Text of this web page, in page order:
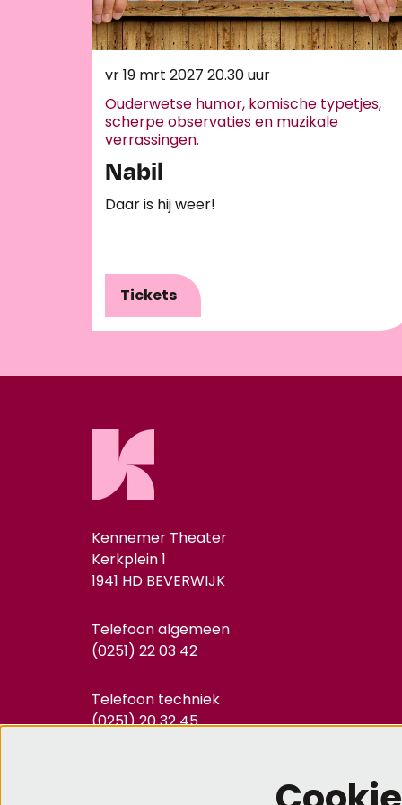
Nabil
Daar is hij weer!
Ouderwetse humor, komische typetjes,
scherpe observaties en muzikale
verrassingen.
vr 19 mrt 2027 20.30 uur
Tickets
Kennemer Theater
Kerkplein 1
1941 HD BEVERWIJK
Telefoon algemeen
(0251) 22 03 42
Telefoon techniek
(0251) 20 32 45